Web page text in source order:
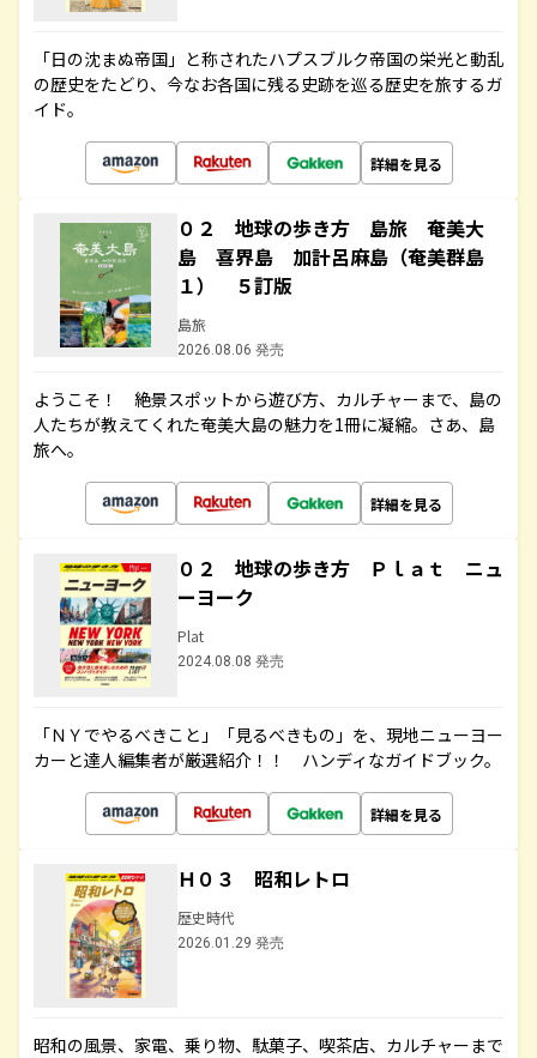
「日の沈まぬ帝国」と称されたハプスブルク帝国の栄光と動乱
の歴史をたどり、今なお各国に残る史跡を巡る歴史を旅するガ
イド。
詳細を見る
０２ 地球の歩き方 島旅 奄美大
島 喜界島 加計呂麻島（奄美群島
１） ５訂版
島旅
2026.08.06 発売
ようこそ！ 絶景スポットから遊び方、カルチャーまで、島の
人たちが教えてくれた奄美大島の魅力を1冊に凝縮。さあ、島
旅へ。
詳細を見る
０２ 地球の歩き方 Ｐｌａｔ ニュ
ーヨーク
Plat
2024.08.08 発売
「ＮＹでやるべきこと」「見るべきもの」を、現地ニューヨー
カーと達人編集者が厳選紹介！！ ハンディなガイドブック。
詳細を見る
Ｈ０３ 昭和レトロ
歴史時代
2026.01.29 発売
昭和の風景、家電、乗り物、駄菓子、喫茶店、カルチャーまで